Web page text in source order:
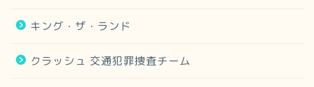
キング・ザ・ランド
クラッシュ 交通犯罪捜査チーム